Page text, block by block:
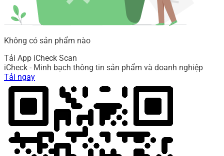
Không có sản phẩm nào
Tải App iCheck Scan
iCheck - Minh bạch thông tin sản phẩm và doanh nghiệp
Tải ngay